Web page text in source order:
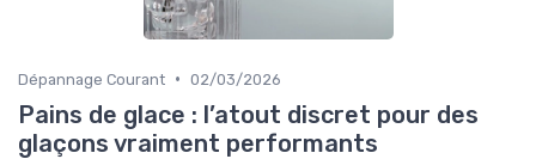
Dépannage Courant • 02/03/2026
Pains de glace : l’atout discret pour des
glaçons vraiment performants